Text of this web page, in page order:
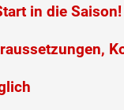
in die Saison!